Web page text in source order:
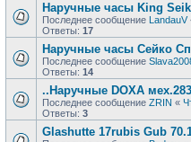
Наручные часы King
Последнее сообщение LandauV
Ответы: 17
Наручные часы Сейко
Последнее сообщение
Ответы: 14
..Наручные DOXA
Последнее сообщение ZRIN «
Ответы: 3
Glashutte 17rubis Gub